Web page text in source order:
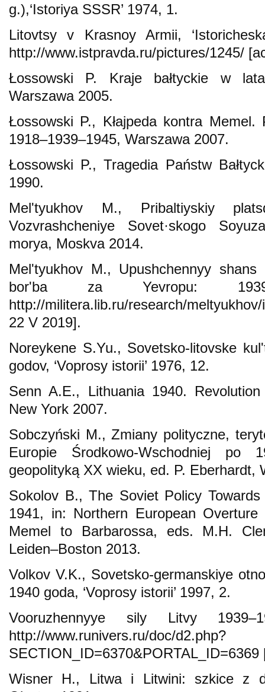
g.),‘Istoriya SSSR’ 1974, 1.
Litovtsy v Krasnoy Armii,
http://www.istpravda.ru/pictures/1245/
Łossowski P. Kraje bałtyckie w
Warszawa 2005.
Łossowski P., Kłajpeda kontra Memel.
1918–1939–1945, Warszawa 2007.
Łossowski P., Tragedia Państw
1990.
Mel'tyukhov M., Pribaltiyskiy
Vozvrashcheniye Sovet·skogo
morya, Moskva 2014.
Mel'tyukhov M., Upushchennyy shans
bor'ba za Yevropu:
http://militera.lib.ru/research/
22 V 2019].
Noreykene S.Yu., Sovetsko-litovske
godov, ‘Voprosy istorii’ 1976, 12.
Senn A.E., Lithuania 1940.
New York 2007.
Sobczyński M., Zmiany polityczne,
Europie Środkowo-Wschodniej
geopolityką XX wieku, ed. P. Eberhardt,
Sokolov B., The Soviet Policy
1941, in: Northern European
Memel to Barbarossa, eds. M.H.
Leiden–Boston 2013.
Volkov V.K., Sovetsko-germanskiye
1940 goda, ‘Voprosy istorii’ 1997, 2.
Vooruzhennyye sily Litvy
http://www.runivers.ru/doc/d2.php?
Wisner H., Litwa i Litwini: szkice z